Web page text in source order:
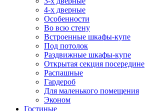
4-х дверные
Особенности
Во всю стену
Встроенные шкафы-купе
Под потолок
Раздвижные шкафы-купе
Открытая секция посередине
Распашные
Гардероб
Для маленького помещения
Эконом
Гостиные